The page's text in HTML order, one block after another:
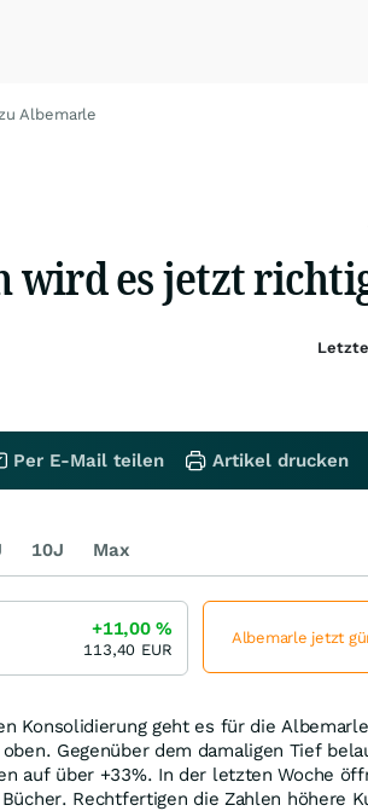
Albemarle
wird es jetzt
Konsolidierung geht es für die
Gegenüber dem damaligen Tief
auf über +33%. In der letzten Woche
Rechtfertigen die Zahlen höhere
Per E-Mail teilen Artikel drucken
10J Max
+11,00%
113,40 EUR
Albemarle jetzt